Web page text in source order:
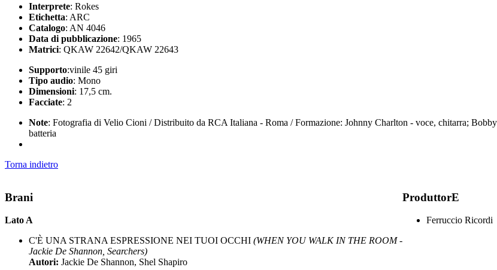
Interprete: Rokes
Etichetta: ARC
Catalogo: AN 4046
Data di pubblicazione: 1965
Matrici: QKAW 22642/QKAW 22643
Supporto:vinile 45 giri
Tipo audio: Mono
Dimensioni: 17,5 cm.
Facciate: 2
Note: Fotografia di Velio Cioni / Distribuito da RCA Italiana - Roma / Formazione: Johnny Charlton - voce, chitarra;
batteria
Torna indietro
Brani
Lato A
C'È UNA STRANA ESPRESSIONE NEI TUOI OCCHI (WHEN YOU WALK IN THE ROOM -
Jackie De Shannon, Searchers)
Autori: Jackie De Shannon, Shel Shapiro
ProduttorE
Ferruccio Ricordi